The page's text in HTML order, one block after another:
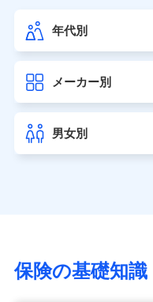
第一ネオ生命保険株
大樹生命保険株式会
seimei.co.jp）
チューリッヒ生命保
東京海上日動あんし
（https://www.tmn-
マニュライフ生命保
（https://
年代別
メーカー別
男女別
保険の基礎知識